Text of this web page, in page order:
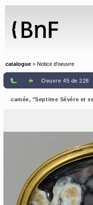
catalogue > Notice d'oeuvre
Oeuvre 45 de 228
camée, "Septime Sévère et